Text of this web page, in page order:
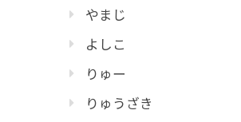
やまじ
よしこ
りゅー
りゅうざき